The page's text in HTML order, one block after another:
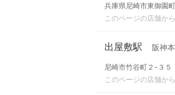
兵庫県尼崎市東御園
このページの店舗か
出屋敷駅 阪神
尼崎市竹谷町２-３５
このページの店舗か